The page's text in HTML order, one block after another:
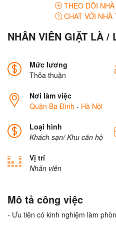
THEO DÕI
CHAT VỚI NHÀ
NHÂN VIÊN GIẶT LÀ
Mức lương
Thỏa thuận
Nơi làm việc
Quận Ba Đình - Hà Nội
Loại hình
Khách sạn/ Khu căn hộ
Vị trí
Nhân viên
Mô tả công việc
- Ưu tiên có kinh nghiệm làm